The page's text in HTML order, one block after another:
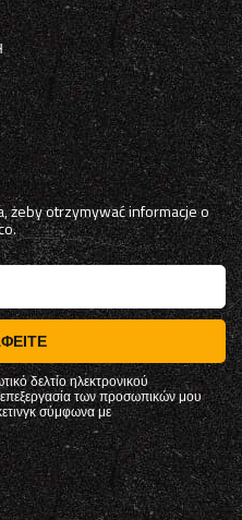
żeby otrzymywać informacje o
δελτίο ηλεκτρονικού
των προσωπικών μου
σύμφωνα με